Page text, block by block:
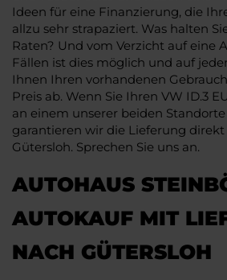
Ideen für eine Finanzierung, die
allzu sehr strapaziert. Was halten
Raten? Und vom Verzicht auf eine
Fällen ist dies möglich und auf
Ihnen Ihren vorhandenen
Preis ab. Wenn Sie Ihren VW ID.3
an einem unserer beiden
garantieren wir die Lieferung
Gütersloh. Sprechen Sie uns an.
AUTOHAUS
AUTOKAUF MIT
NACH GÜTERSLOH